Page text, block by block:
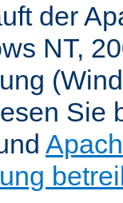
der
NT,
Sie